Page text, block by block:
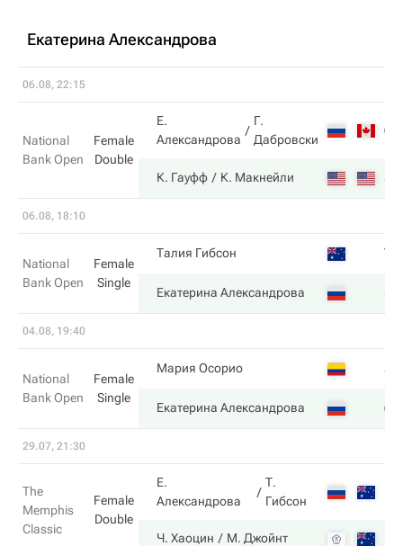
Екатерина Александрова
06.08, 22:15
National
Bank Open
Female
Double
Е.
Александрова
Г.
Дабровски
6
К. Гауфф К. Макнейли 3
06.08, 18:10
National
Bank Open
Female
Single
Талия Гибсон 7
Екатерина Александрова 5
04.08, 19:40
National
Bank Open
Female
Single
Мария Осорио 3
Екатерина Александрова 6
29.07, 21:30
The
Memphis
Classic
Female
Double
Е.
Александрова
Т.
Гибсон
Ч. Хаоцин М. Джойнт